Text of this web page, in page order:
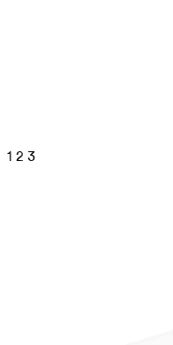
1 2 3